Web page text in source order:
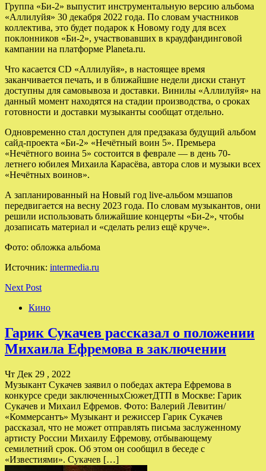
Группа «Би-2» выпустит инструментальную версию альбома
«Аллилуйя» 30 декабря 2022 года. По словам участников
коллектива, это будет подарок к Новому году для всех
поклонников «Би-2», участвовавших в краудфандинговой
кампании на платформе Planeta.ru.
Что касается CD «Аллилуйя», в настоящее время
заканчивается печать, и в ближайшие недели диски станут
доступны для самовывоза и доставки. Винилы «Аллилуйя» на
данный момент находятся на стадии производства, о сроках
готовности и доставки музыканты сообщат отдельно.
Одновременно стал доступен для предзаказа будущий альбом
сайд-проекта «Би-2» «Нечётный воин 5». Премьера
«Нечётного воина 5» состоится в феврале — в день 70-
летнего юбилея Михаила Карасёва, автора слов и музыки всех
«Нечётных воинов».
А запланированный на Новый год live-альбом мэшапов
передвигается на весну 2023 года. По словам музыкантов, они
решили использовать ближайшие концерты «Би-2», чтобы
дозаписать материал и «сделать релиз ещё круче».
Фото: обложка альбома
Источник: intermedia.ru
Next Post
Кино
Гарик Сукачев рассказал о положении
Михаила Ефремова в заключении
Чт Дек 29 , 2022
Музыкант Сукачев заявил о победах актера Ефремова в
конкурсе среди заключенныхСюжетДТП в Москве: Гарик
Сукачев и Михаил Ефремов. Фото: Валерий Левитин/
«Коммерсантъ» Музыкант и режиссер Гарик Сукачев
рассказал, что не может отправлять письма заслуженному
артисту России Михаилу Ефремову, отбывающему
семилетний срок. Об этом он сообщил в беседе с
«Известиями». Сукачев […]